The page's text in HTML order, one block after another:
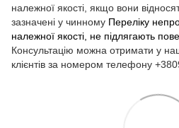
належної якості, якщо вони
зазначені у чинному Переліку
належної якості, не підлягають
Консультацію можна отримати у
клієнтів за номером телефону